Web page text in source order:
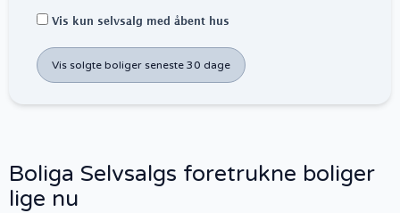
Vis kun selvsalg med åbent hus
Vis solgte boliger seneste 30 dage
Boliga Selvsalgs foretrukne boliger
lige nu